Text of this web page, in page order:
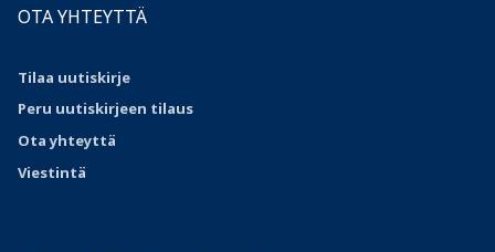
OTA YHTEYTTÄ
Tilaa uutiskirje
Peru uutiskirjeen tilaus
Otayhteyttä
Viestintä